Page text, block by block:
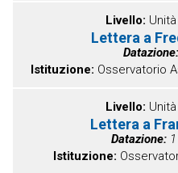
Livello
Lettera a
Datazione
Istituzione Osservatorio
Livello
Lettera a
Datazione
Istituzione